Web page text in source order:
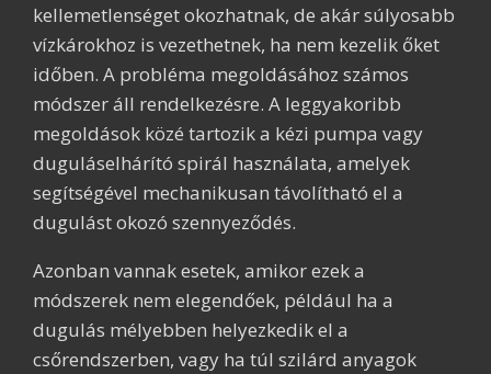
kellemetlenséget okozhatnak, de akár súlyosabb
vízkárokhoz is vezethetnek, ha nem kezelik őket
időben. A probléma megoldásához számos
módszer áll rendelkezésre. A leggyakoribb
megoldások közé tartozik a kézi pumpa vagy
duguláselhárító spirál használata, amelyek
segítségével mechanikusan távolítható el a
dugulást okozó szennyeződés.
Azonban vannak esetek, amikor ezek a
módszerek nem elegendőek, például ha a
dugulás mélyebben helyezkedik el a
csőrendszerben, vagy ha túl szilárd anyagok